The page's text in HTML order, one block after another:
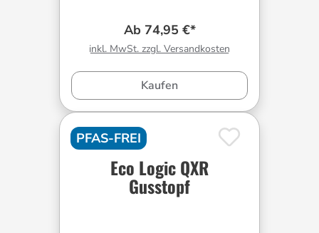
Ab 74,95 €*
inkl. MwSt. zzgl. Versandkosten
Kaufen
PFAS-FREI
Eco Logic QXR
Gusstopf